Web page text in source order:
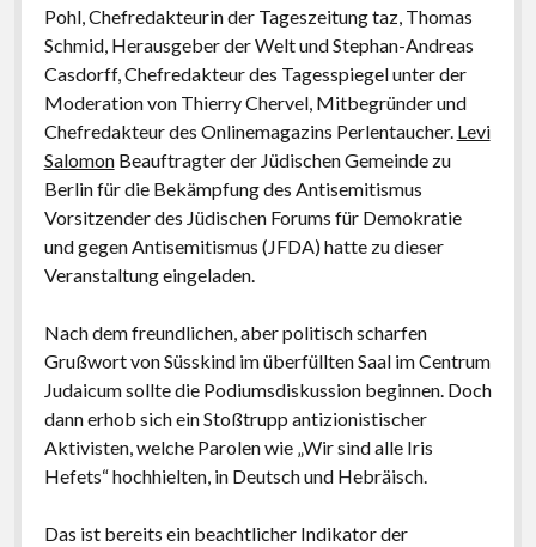
Pohl, Chefredakteurin der Tageszeitung taz, Thomas
Schmid, Herausgeber der Welt und Stephan-Andreas
Casdorff, Chefredakteur des Tagesspiegel unter der
Moderation von Thierry Chervel, Mitbegründer und
Chefredakteur des Onlinemagazins Perlentaucher. Levi
SalomonBeauftragter der Jüdischen Gemeinde zu
Berlin für die Bekämpfung des Antisemitismus
Vorsitzender des Jüdischen Forums für Demokratie
und gegen Antisemitismus (JFDA) hatte zu dieser
Veranstaltung eingeladen.
Nach dem freundlichen, aber politisch scharfen
Grußwort von Süsskind im überfüllten Saal im Centrum
Judaicum sollte die Podiumsdiskussion beginnen. Doch
dann erhob sich ein Stoßtrupp antizionistischer
Aktivisten, welche Parolen wie „Wir sind alle Iris
Hefets“ hochhielten, in Deutsch und Hebräisch.
Das ist bereits ein beachtlicher Indikator der